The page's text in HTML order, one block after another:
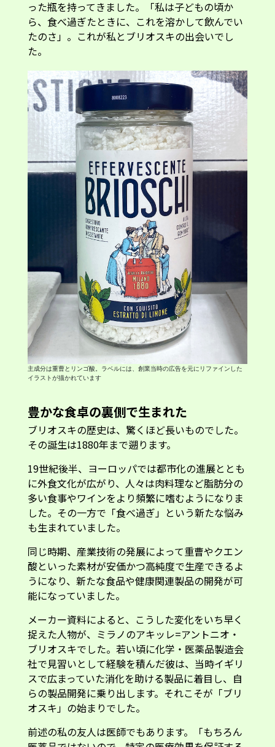
った瓶を持ってきました。「私は子どもの頃か
ら、食べ過ぎたときに、これを溶かして飲んでい
たのさ」。これが私とブリオスキの出会いでし
た。
主成分は重曹とリンゴ酸。ラベルには、創業当時の広告を元にリファインした
イラストが描かれています
豊かな食卓の裏側で生まれた
ブリオスキの歴史は、驚くほど長いものでした。
その誕生は1880年まで遡ります。
19世紀後半、ヨーロッパでは都市化の進展ととも
に外食文化が広がり、人々は肉料理など脂肪分の
多い食事やワインをより頻繁に嗜むようになりま
した。その一方で「食べ過ぎ」という新たな悩み
も生まれていました。
同じ時期、産業技術の発展によって重曹やクエン
酸といった素材が安価かつ高純度で生産できるよ
うになり、新たな食品や健康関連製品の開発が可
能になっていました。
メーカー資料によると、こうした変化をいち早く
捉えた人物が、ミラノのアキッレ=アントニオ・
ブリオスキでした。若い頃に化学・医薬品製造会
社で見習いとして経験を積んだ彼は、当時イギリ
スで広まっていた消化を助ける製品に着目し、自
らの製品開発に乗り出します。それこそが「ブリ
オスキ」の始まりでした。
前述の私の友人は医師でもあります。「もちろん